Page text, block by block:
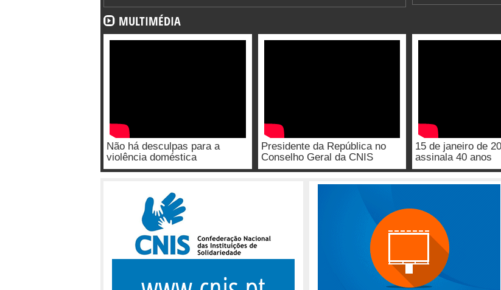
MULTIMÉDIA
Não há desculpas para a
violência doméstica
Presidente da República no
Conselho Geral da CNIS
15 de janeiro de
assinala 40 anos